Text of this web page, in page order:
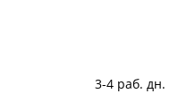
3-4 раб. дн.